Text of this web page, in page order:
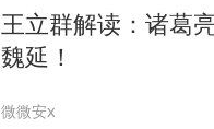
王立群解读：诸葛
魏延！
微微安x